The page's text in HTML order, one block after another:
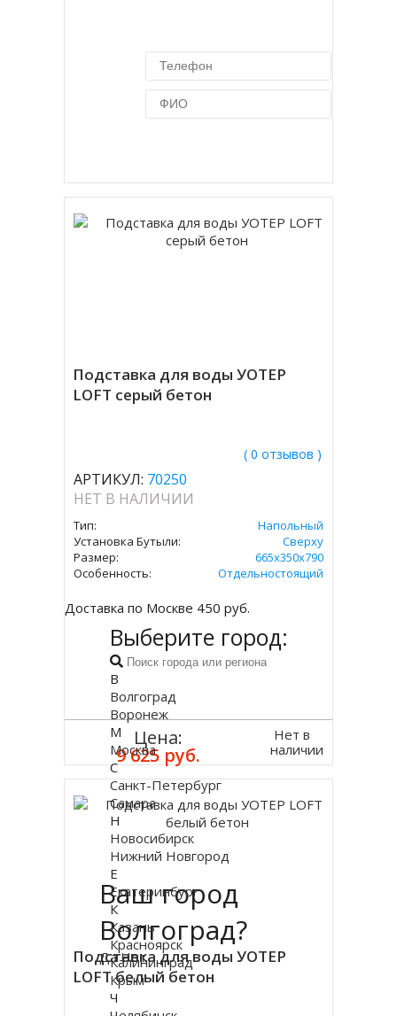
Подставка для воды УОТЕР
LOFT серый бетон
( 0 отзывов )
АРТИКУЛ: 70250
НЕТ В НАЛИЧИИ
Тип:
Напольный
Установка Бутыли:
Сверху
Размер:
665х350х790
Особенность:
Отдельностоящий
Доставка по Москве 450 руб.
Цена:
9 625 руб.
Нет в
наличии
Подставка для воды УОТЕР
LOFT белый бетон
Ваш город
Волгоград?
Да Нет
Выберите город:
В
Волгоград
Воронеж
М
Москва
С
Санкт-Петербург
Самара
Н
Новосибирск
Нижний Новгород
Е
Екатеринбург
К
Казань
Красноярск
Калининград
Крым
Ч